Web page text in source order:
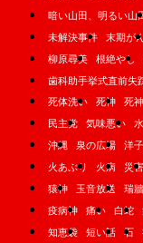
暗い山田、明るい山
未解決事件
末期が
柳原尋美
根絶やし
歯科助手挙式直前失
死体洗い
死神 死
民主党
気味悪い
沖縄
泉の広場 洋
火あぶり
火病 災害
猿神
玉音放送 瑞
疫病神
痛い 白蛇
知恵袋
短い話 石